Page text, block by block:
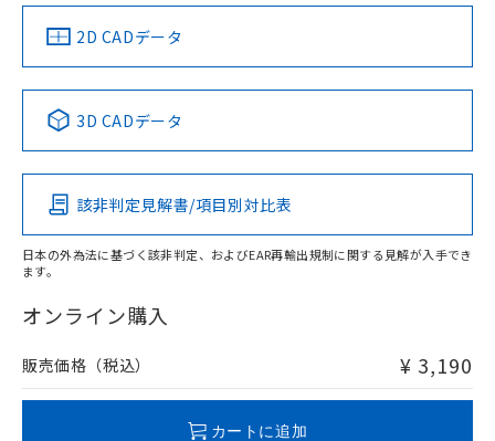
中国 RoHS 注意事項・凡例
Pb Hg Cd Cr(VI)
O
在庫等で未対応品が混在する可能性があります。
問い合わせください。
2D CADデータ
3D CADデータ
該非判定見解書/項目別対比表
日本の外為法に基づく該非判定、およびEAR再輸出規制に関する見解が入手でき
ます。
オンライン購入
販売価格（税込） ¥ 3,190
カートに追加